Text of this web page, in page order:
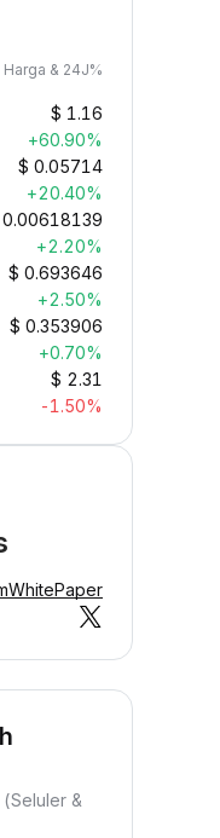
Harga & 24J%
$ 1.16
+60.90%
$ 0.05714
+20.40%
0.00618139
+2.20%
$ 0.693646
+2.50%
$ 0.353906
+0.70%
$ 2.31
-1.50%
WhitePaper
&